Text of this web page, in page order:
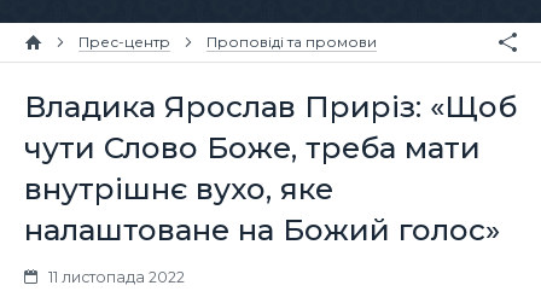
Прес-центр Проповіді та промови
Владика Ярослав Приріз: «Щоб
чути Слово Боже, треба мати
внутрішнє вухо, яке
налаштоване на Божий голос»
11 листопада 2022